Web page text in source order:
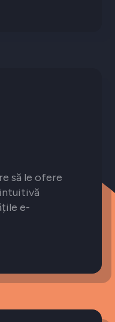
să le ofere
e-